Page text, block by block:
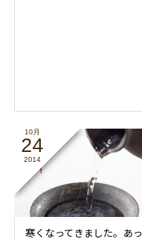
10月
24
2014
寒くなってきました。あっ